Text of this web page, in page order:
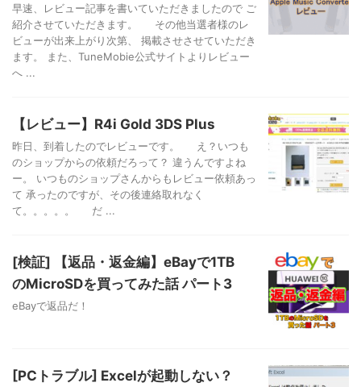
早速、レビュー記事を書いていただきましたので ご
紹介させていただきます。 その他当選者様のレ
ビューが出来上がり次第、 掲載させさせていただき
ます。 また、TuneMobie公式サイトよりレビュー
へ ...
【レビュー】R4i Gold 3DS Plus
昨日、到着したのでレビューです。 え？いつも
のショップからの依頼だろって？ 違うんですよね
ー。 いつものショップさんからもレビュー依頼あっ
て 承ったのですが、その後連絡取れなく
て。。。。。 だ ...
[検証] 【返品・返金編】eBayで1TB
のMicroSDを買ってみた話 パート3
eBayで返品だ！
[PCトラブル] Excelが起動しない？